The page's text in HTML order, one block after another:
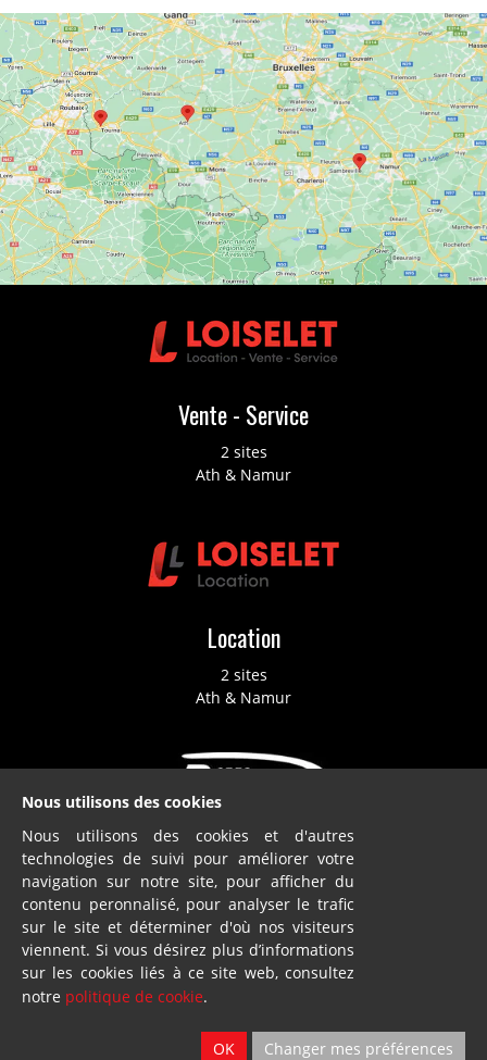
Vente - Service
2 sites
Ath & Namur
Location
2 sites
Ath & Namur
Dillies
SA
Blandain
© Loiselet 2025 By Wavenet
FAQ
Nous utilisons des cookies
Nous utilisons des cookies et d'autres
technologies de suivi pour améliorer votre
navigation sur notre site, pour afficher du
contenu peronnalisé, pour analyser le trafic
sur le site et déterminer d'où nos visiteurs
viennent. Si vous désirez plus d’informations
sur les cookies liés à ce site web, consultez
notre politique de cookie.
OK Changer mes préférences